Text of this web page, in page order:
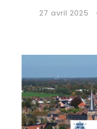
27 avril 2025